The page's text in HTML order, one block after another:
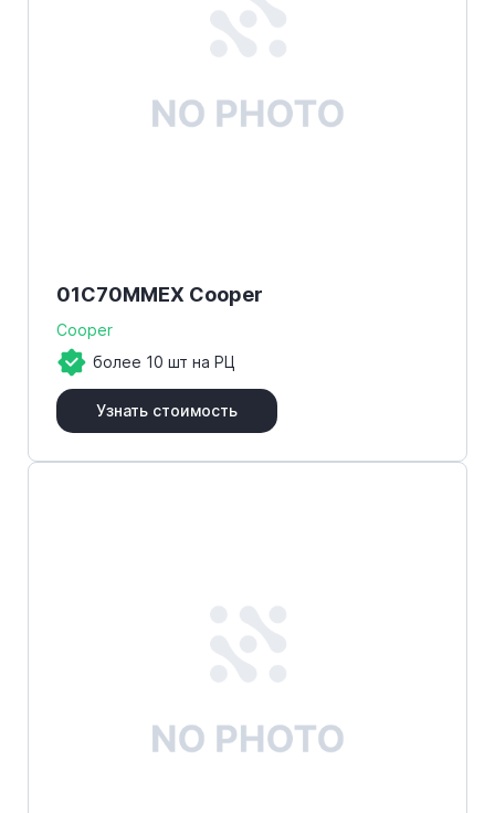
01C70MMEX Cooper
Cooper
более 10 шт на РЦ
Узнать стоимость